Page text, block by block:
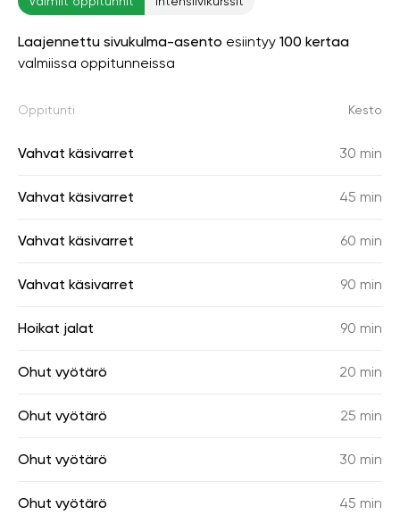
Laajennettu sivukulma-asento esiintyy 100 kertaa
valmiissa oppitunneissa
Oppitunti Kesto
Vahvat käsivarret 30 min
Vahvat käsivarret 45 min
Vahvat käsivarret 60 min
Vahvat käsivarret 90 min
Hoikat jalat 90 min
Ohut vyötärö 20 min
Ohut vyötärö 25 min
Ohut vyötärö 30 min
Ohut vyötärö 45 min